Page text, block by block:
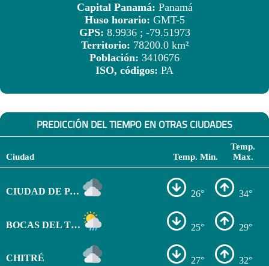
Capital Panamá: Panamá
Huso horario: GMT-5
GPS: 8.9936 ; -79.51973
Territorio: 78200.0 km²
Población: 3410676
ISO, códigos: PA
PREDICCIÓN DEL TIEMPO EN OTRAS CIUDADES
Ciudad Temp. Min.
Temp.
Max.
CIUDAD DE PANAMÁ 26° 34°
BOCAS DEL TORO 25° 29°
CHITRÉ 27° 32°